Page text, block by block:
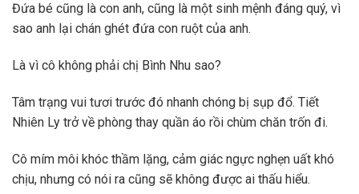
Đứa bé cũng là con anh, cũng là một sinh mệnh đáng quý, vì
sao anh lại chán ghét đứa con ruột của anh.
Là vì cô không phải chị Bình Nhu sao?
Tâm trạng vui tươi trước đó nhanh chóng bị sụp đổ. Tiết
Nhiên Ly trở về phòng thay quần áo rồi chùm chăn trốn đi.
Cô mím môi khóc thầm lặng, cảm giác ngực nghẹn uất khó
chịu, nhưng có nói ra cũng sẽ không được ai thấu hiểu.